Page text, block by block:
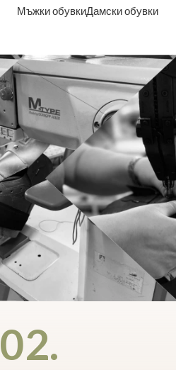
Мъжки обувкиДамски обувки
02.